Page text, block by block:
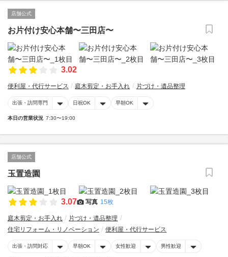
店舗公式
お片付け安心本舗〜三田店〜
3.02
便利屋・代行サービス 庭木剪定・お手入れ 片づけ・遺品整理
出張・訪問専門 日祝OK 早朝OK
本日の営業状況 7:30〜19:00
店舗公式
玉置造園
3.07 写真 15枚
庭木剪定・お手入れ
片づけ・遺品整理
住宅リフォーム・リノベーション
便利屋・代行サービス
出張・訪問対応 早朝OK 女性歓迎 男性歓迎